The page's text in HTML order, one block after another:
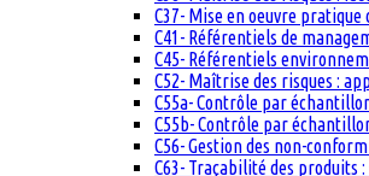
C37- Mise en oeuvre
C41- Référentiels de
C45- Référentiels
C52- Maîtrise des risques :
C55a- Contrôle par
C55b- Contrôle par
C56- Gestion des non-
C63- Traçabilité des produits